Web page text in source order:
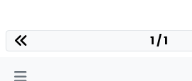
1 / 1